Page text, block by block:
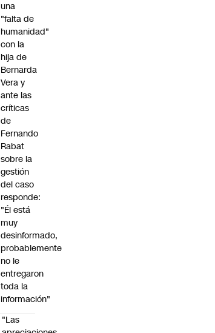
una
"falta de
humanidad"
con la
hija de
Bernarda
Vera y
ante las
críticas
de
Fernando
Rabat
sobre la
gestión
del caso
responde:
"Él está
muy
desinformado,
probablemente
no le
entregaron
toda la
información"
"Las